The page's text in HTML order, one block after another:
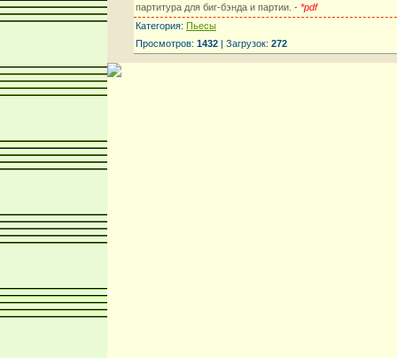
партитура для биг-бэнда и партии. - *pdf
Категория: Пьесы
Просмотров: 1432 | Загрузок: 272